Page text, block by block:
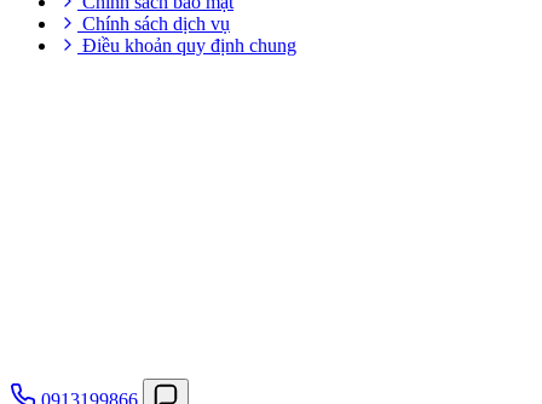
Chính sách dịch vụ
Điều khoản quy định chung
0913199866